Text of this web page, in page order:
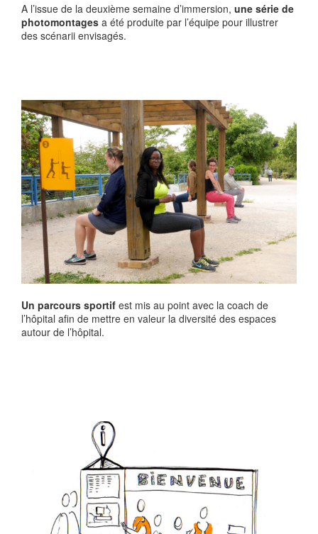
A l’issue de la deuxième semaine d’immersion, une série de
photomontages a été produite par l’équipe pour illustrer
des scénarii envisagés.
Un parcours sportif est mis au point avec la coach de
l’hôpital afin de mettre en valeur la diversité des espaces
autour de l’hôpital.